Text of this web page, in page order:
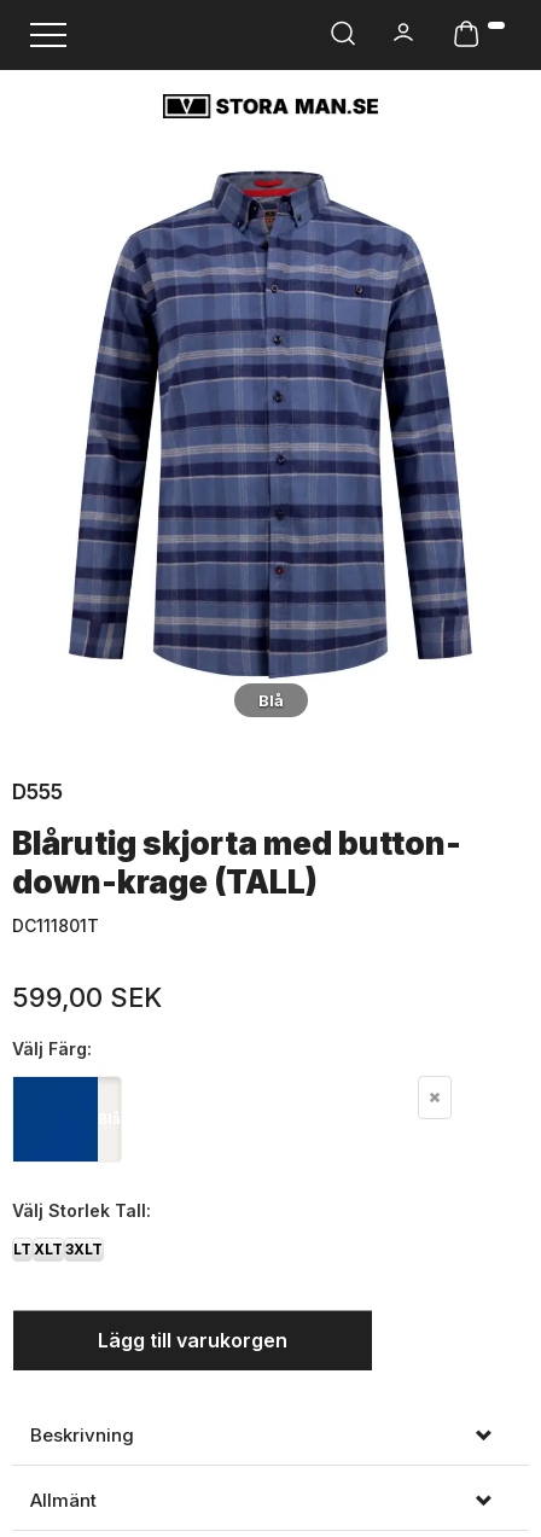
Ändra navigering
Blå
D555
Blårutig skjorta med button-
down-krage (TALL)
DC111801T
599,00 SEK
Välj Färg:
Blå
Välj Storlek Tall:
LT XLT 3XLT
Lägg till varukorgen
Beskrivning
Allmänt